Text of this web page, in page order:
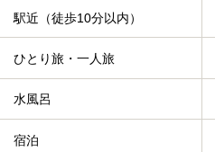
駅近（徒歩10分以内）
ひとり旅・一人旅
水風呂
宿泊